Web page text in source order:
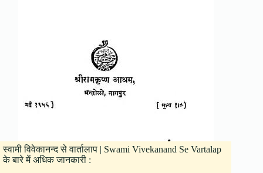
स्वामी विवेकानन्द से वार्तालाप | Swami Vivekanand Se Vartalap
के बारे में अधिक जानकारी :